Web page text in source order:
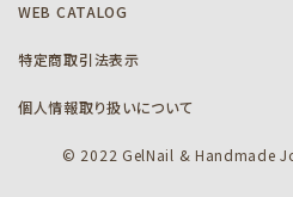
WEB CATALOG
特定商取引法表示
個人情報取り扱いについて
© 2022 GelNail & Handmade